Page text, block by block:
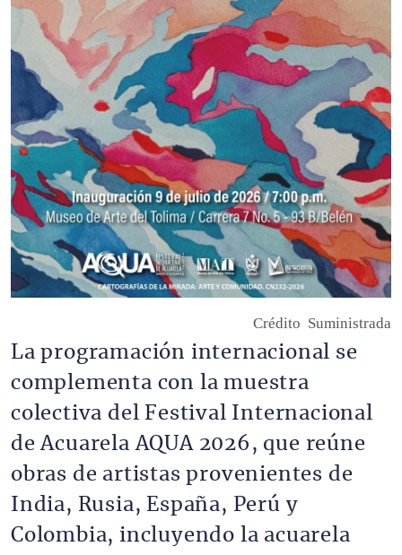
Crédito Suministrada
La programación internacional se
complementa con la muestra
colectiva del Festival Internacional
de Acuarela AQUA 2026, que reúne
obras de artistas provenientes de
India, Rusia, España, Perú y
Colombia, incluyendo la acuarela